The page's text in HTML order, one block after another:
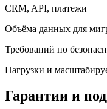
CRM, API, платежи
Объёма данных для
Требований по
Нагрузки и
Гарантии и